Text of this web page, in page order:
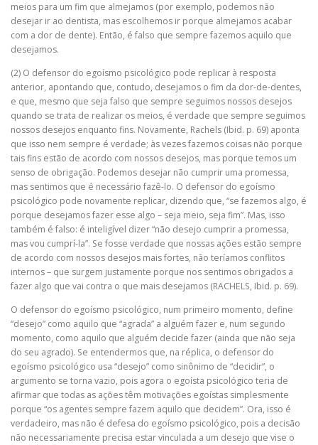
meios para um fim que almejamos (por exemplo, podemos não
desejar ir ao dentista, mas escolhemos ir porque almejamos acabar
com a dor de dente). Então, é falso que sempre fazemos aquilo que
desejamos.
(2) O defensor do egoísmo psicológico pode replicar à resposta
anterior, apontando que, contudo, desejamos o fim da dor-de-dentes,
e que, mesmo que seja falso que sempre seguimos nossos desejos
quando se trata de realizar os meios, é verdade que sempre seguimos
nossos desejos enquanto fins. Novamente, Rachels (Ibid. p. 69) aponta
que isso nem sempre é verdade; às vezes fazemos coisas não porque
tais fins estão de acordo com nossos desejos, mas porque temos um
senso de obrigação. Podemos desejar não cumprir uma promessa,
mas sentimos que é necessário fazê-lo. O defensor do egoísmo
psicológico pode novamente replicar, dizendo que, “se fazemos algo, é
porque desejamos fazer esse algo – seja meio, seja fim”. Mas, isso
também é falso: é inteligível dizer “não desejo cumprir a promessa,
mas vou cumprí-la”. Se fosse verdade que nossas ações estão sempre
de acordo com nossos desejos mais fortes, não teríamos conflitos
internos – que surgem justamente porque nos sentimos obrigados a
fazer algo que vai contra o que mais desejamos (RACHELS, Ibid. p. 69).
O defensor do egoísmo psicológico, num primeiro momento, define
“desejo” como aquilo que “agrada” a alguém fazer e, num segundo
momento, como aquilo que alguém decide fazer (ainda que não seja
do seu agrado). Se entendermos que, na réplica, o defensor do
egoísmo psicológico usa “desejo” como sinônimo de “decidir”, o
argumento se torna vazio, pois agora o egoísta psicológico teria de
afirmar que todas as ações têm motivações egoístas simplesmente
porque “os agentes sempre fazem aquilo que decidem”. Ora, isso é
verdadeiro, mas não é defesa do egoísmo psicológico, pois a decisão
não necessariamente precisa estar vinculada a um desejo que vise o